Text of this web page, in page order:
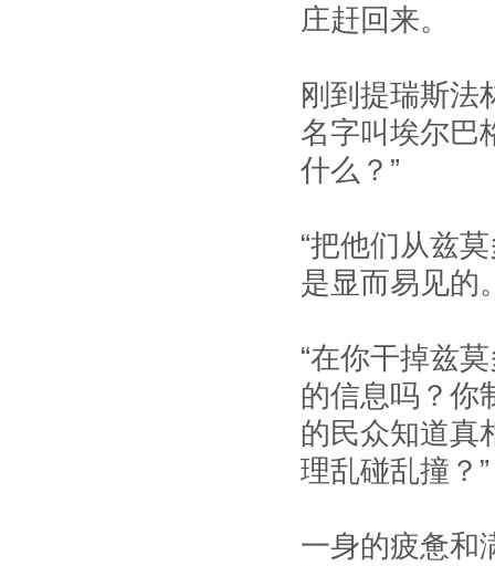
庄赶回来。
刚到提瑞斯法
名字叫埃尔巴
什么？”
“把他们从兹
是显而易见的
“在你干掉兹
的信息吗？你
的民众知道真
理乱碰乱撞？”
一身的疲惫和